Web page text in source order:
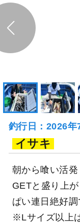
釣行日：2026年
イサキ
朝から喰い活
GETと盛り上
ぱい連日絶好
※Lサイズ以上